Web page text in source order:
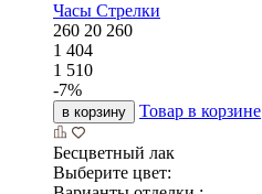
Часы Стрелки
260 20 260
1 404
1 510
-7%
в корзину Товар в корзине
Бесцветный лак
Выберите цвет: